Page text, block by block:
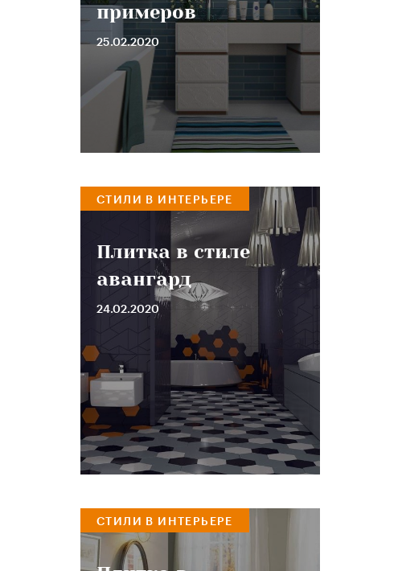
примеров
25.02.2020
СТИЛИ В ИНТЕРЬЕРЕ
Плитка в стиле
авангард
24.02.2020
СТИЛИ В ИНТЕРЬЕРЕ